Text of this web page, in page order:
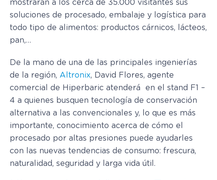
mostrarán a los cerca de 35.000 visitantes sus
soluciones de procesado, embalaje y logística para
todo tipo de alimentos: productos cárnicos, lácteos,
pan,…
De la mano de una de las principales ingenierías
de la región, Altronix, David Flores, agente
comercial de Hiperbaric atenderá en el stand F1 –
4 a quienes busquen tecnología de conservación
alternativa a las convencionales y, lo que es más
importante, conocimiento acerca de cómo el
procesado por altas presiones puede ayudarles
con las nuevas tendencias de consumo: frescura,
naturalidad, seguridad y larga vida útil.